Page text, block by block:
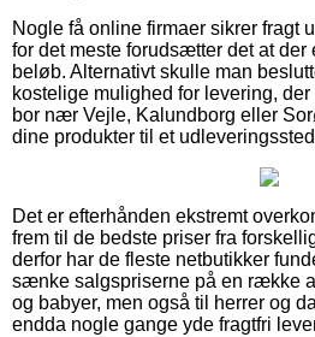
Nogle få online firmaer sikrer fragt
for det meste forudsætter det at der
beløb. Alternativt skulle man
kostelige mulighed for levering,
bor nær Vejle, Kalundborg eller
dine produkter til et
Det er efterhånden ekstremt
frem til de bedste priser fra
derfor har de fleste netbutikker
sænke salgspriserne på en række
og babyer, men også til herrer og
endda nogle gange yde fragtfri